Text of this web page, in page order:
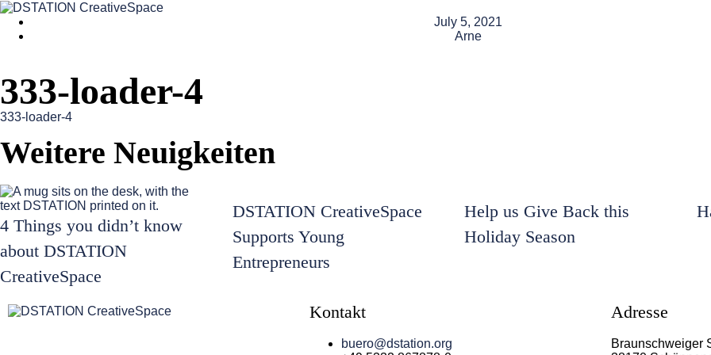
July 5, 2021
Arne
333-loader-4
333-loader-4
Weitere Neuigkeiten
4 Things you didn’t know
about DSTATION
CreativeSpace
DSTATION CreativeSpace
Supports Young
Entrepreneurs
Help us Give Back this
Holiday Season
Kontakt
buero@dstation.org
Adresse
Braunschweiger